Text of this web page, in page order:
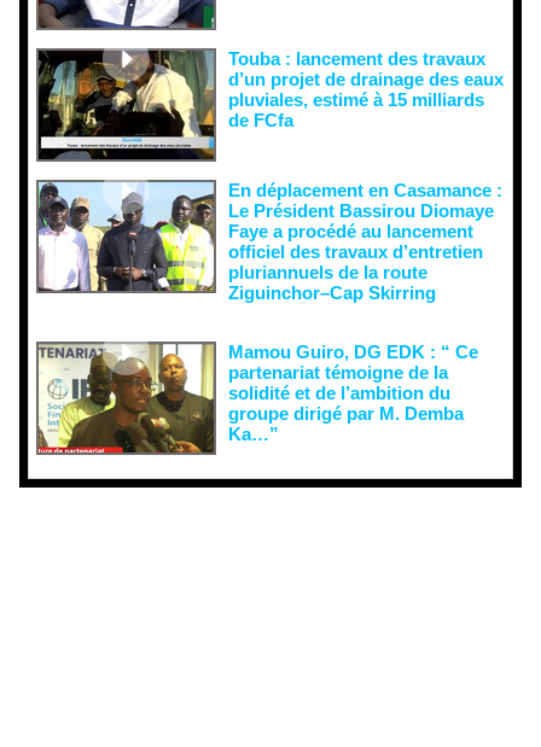
Touba : lancement des travaux
d’un projet de drainage des eaux
pluviales, estimé à 15 milliards
de FCfa ‎
En déplacement en Casamance :
Le Président Bassirou Diomaye
Faye a procédé au lancement
officiel des travaux d’entretien
pluriannuels de la route
Ziguinchor–Cap Skirring
Mamou Guiro, DG EDK : “ Ce
partenariat témoigne de la
solidité et de l’ambition du
groupe dirigé par M. Demba
Ka…”